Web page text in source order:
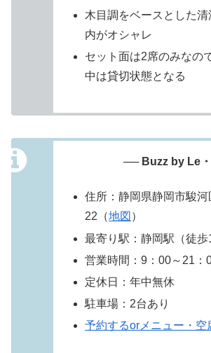
木目調をベースとした
内がオシャレ
セット面は2席のみなの
中は貸切状態となる
── Buzz by Le・
住所：静岡県静岡市駿
22（地図 ）
最寄り駅：静岡駅（徒歩
営業時間：9：00～21：
定休日：年中無休
駐車場：2台あり
予約するorメニュー・空